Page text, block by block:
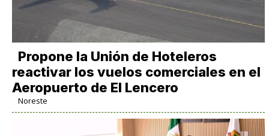
Propone la Unión de Hoteleros
reactivar los vuelos comerciales en el
Aeropuerto de El Lencero
Noreste